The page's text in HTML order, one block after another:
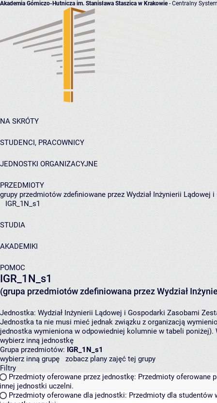
Akademia Górniczo-Hutnicza im. Stanisława Staszica w Krakowie- Centralny
NA SKRÓTY
STUDENCI, PRACOWNICY
JEDNOSTKI ORGANIZACYJNE
PRZEDMIOTY
grupy przedmiotów zdefiniowane przez Wydział Inżynierii Lądowej
IGR_1N_s1
STUDIA
AKADEMIKI
POMOC
IGR_1N_s1
(grupa przedmiotów zdefiniowana przez Wydział
Jednostka: Wydział Inżynierii Lądowej i Gospodarki Zasobami
Jednostka ta nie musi mieć jednak związku z organizacją
jednostka wymieniona w odpowiedniej kolumnie w tabeli
wybierz inną jednostkę
Grupa przedmiotów: IGR_1N_s1
wybierz inną grupę
zobacz plany zajęć tej grupy
Filtry
Przedmioty oferowane przez jednostkę: Przedmioty oferowane
innej jednostki uczelni.
Przedmioty oferowane dla jednostki: Przedmioty dla studentów